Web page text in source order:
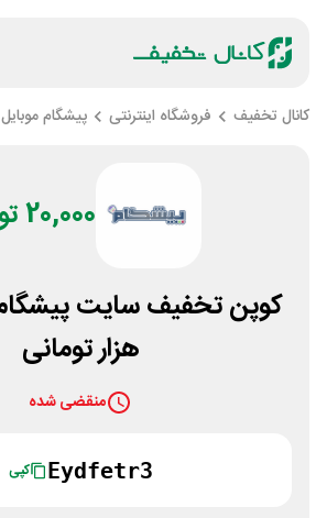
کانال تخفیف فروشگاه اینترنتی پیشگام موبایل
20,000 تومان
هزار تومانی
منقضی شده
Eydfetr3 کپی